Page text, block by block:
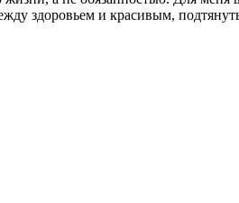
здоровьем и красивым,